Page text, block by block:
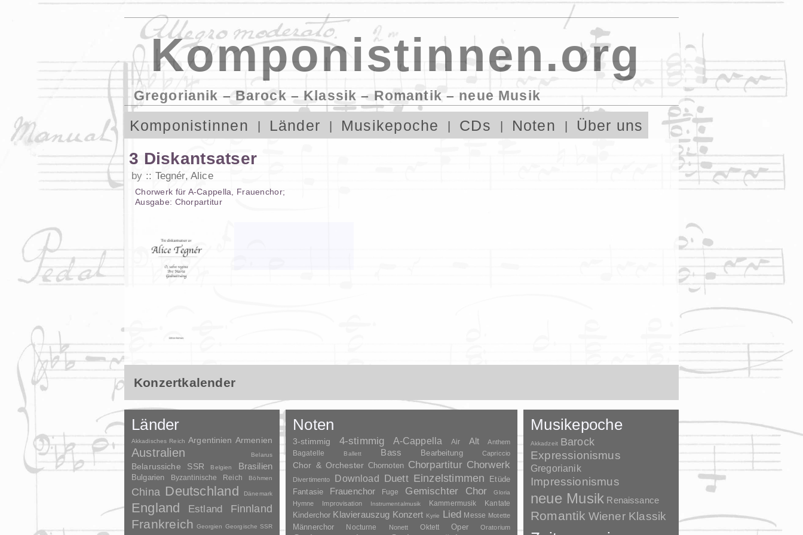
Komponistinnen.org
Gregorianik – Barock – Klassik – Romantik – neue Musik
Komponistinnen Länder Musikepoche CDs Noten Über uns
3 Diskantsatser
by Tegnér, Alice
Chorwerk für A-Cappella Frauenchor;
Ausgabe: Chorpartitur
Konzertkalender
Länder
Akkadisches Reich Argentinien Armenien
Australien Belarus
Belarussiche SSR Belgien Brasilien
Bulgarien Byzantinische Reich Böhmen
China Deutschland Dänemark
England Estland Finnland
Frankreich Georgien Georgische SSR
Noten
3-stimmig 4-stimmig A-Cappella Air Alt Anthem
Bagatelle Ballett Bass Bearbeitung Capriccio
Chor & Orchester Chornoten Chorpartitur Chorwerk
Divertimento Download Duett Einzelstimmen Etüde
Fantasie Frauenchor Fuge Gemischter Chor Gloria
Hymne Improvisation Instrumentalmusik Kammermusik Kantate
Kinderchor Klavierauszug Konzert Kyrie Lied Messe Motette
Männerchor Nocturne Nonett Oktett Oper Oratorium
Musikepoche
Akkadzeit Barock
Expressionismus
Gregorianik
Impressionismus
neue Musik Renaissance
Romantik Wiener Klassik